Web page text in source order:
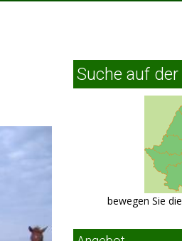
Suche auf
bewegen Sie